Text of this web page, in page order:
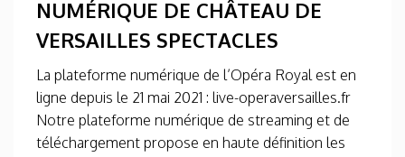
NUMÉRIQUE DE CHÂTEAU DE
VERSAILLES SPECTACLES
La plateforme numérique de l’Opéra Royal est en
ligne depuis le 21 mai 2021 : live-operaversailles.fr
Notre plateforme numérique de streaming et de
téléchargement propose en haute définition les